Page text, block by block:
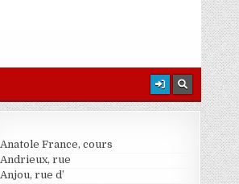
Anatole France, cours
Andrieux, rue
Anjou, rue d’